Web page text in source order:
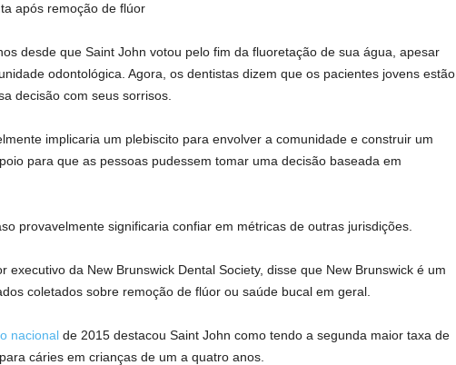
após remoção de flúor
desde que Saint John votou pelo fim da fluoretação de sua água, apesar
odontológica. Agora, os dentistas dizem que os pacientes jovens estão
decisão com seus sorrisos.
implicaria um plebiscito para envolver a comunidade e construir um
para que as pessoas pudessem tomar uma decisão baseada em
provavelmente significaria confiar em métricas de outras jurisdições.
executivo da New Brunswick Dental Society, disse que New Brunswick é um
coletados sobre remoção de flúor ou saúde bucal em geral.
nacionalde 2015 destacou Saint John como tendo a segunda maior taxa de
cáries em crianças de um a quatro anos.